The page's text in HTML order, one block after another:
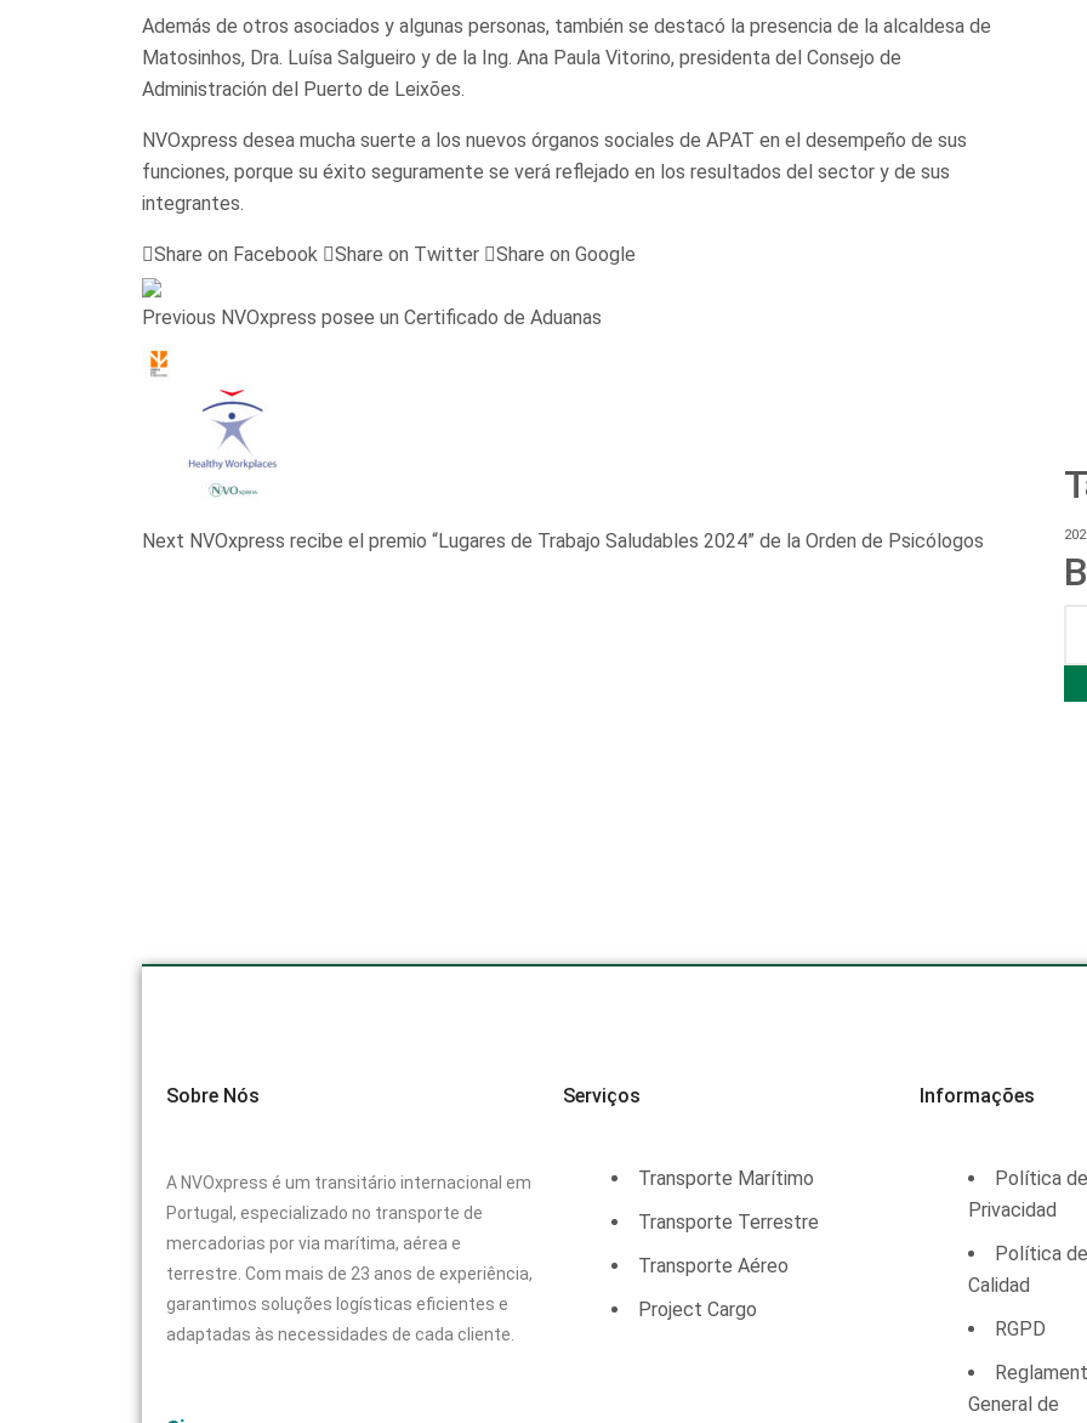
Además de otros asociados y algunas personas, también se destacó la presencia de la alcaldesa de
Matosinhos, Dra. Luísa Salgueiro y de la Ing. Ana Paula Vitorino, presidenta del Consejo de
Administración del Puerto de Leixões.
NVOxpress desea mucha suerte a los nuevos órganos sociales de APAT en el desempeño de sus
funciones, porque su éxito seguramente se verá reflejado en los resultados del sector y de sus
integrantes.
Share on Facebook Share on Twitter Share on Google
Previous NVOxpress posee un Certificado de Aduanas
Next NVOxpress recibe el premio “Lugares de Trabajo Saludables 2024” de la Orden de Psicólogos
Sobre Nós
A NVOxpress é um transitário internacional em
Portugal, especializado no transporte de
mercadorias por via marítima, aérea e
terrestre. Com mais de 23 anos de experiência,
garantimos soluções logísticas eficientes e
adaptadas às necessidades de cada cliente.
Serviços
Transporte Marítimo
Transporte Terrestre
Transporte Aéreo
Project Cargo
Informações
Política
Privacidad
Política
Calidad
RGPD
General de